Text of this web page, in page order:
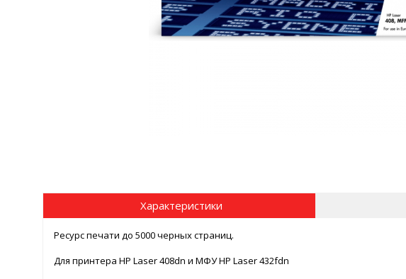
Характеристики
Ресурс печати до 5000 черных страниц.
Для принтера HP Laser 408dn и МФУ HP Laser 432fdn